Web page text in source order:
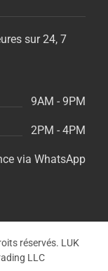
sur 24, 7
9AM - 9PM
2PM - 4PM
via WhatsApp
réservés. LUK
LLC